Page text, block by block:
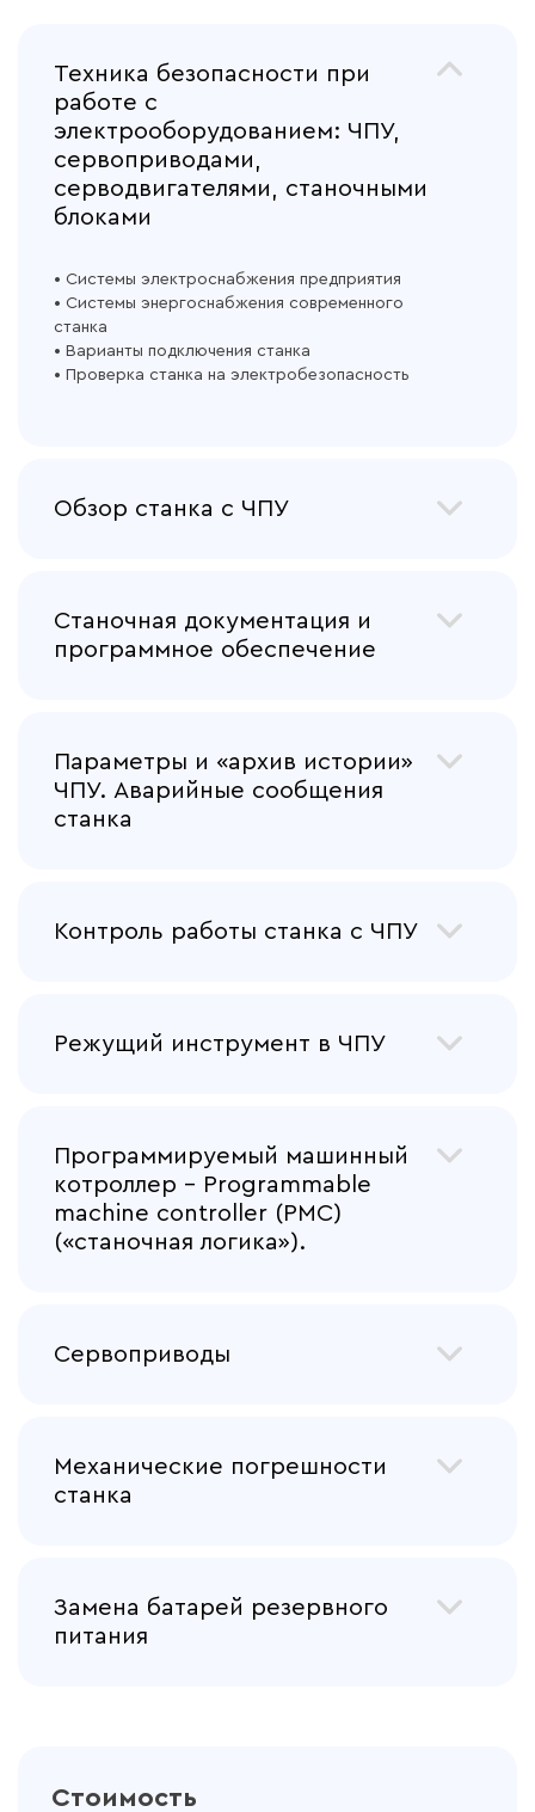
Техника безопасности при
работе с
электрооборудованием: ЧПУ,
сервоприводами,
серводвигателями, станочными
блоками
• Системы электроснабжения предприятия
• Системы энергоснабжения современного
станка
• Варианты подключения станка
• Проверка станка на электробезопасность
Обзор станка с ЧПУ
Станочная документация и
программное обеспечение
Параметры и «архив истории»
ЧПУ. Аварийные сообщения
станка
Контроль работы станка с ЧПУ
Режущий инструмент в ЧПУ
Программируемый машинный
котроллер – Programmable
machine controller (PMC)
(«станочная логика»).
Сервоприводы
Механические погрешности
станка
Замена батарей резервного
питания
Стоимость